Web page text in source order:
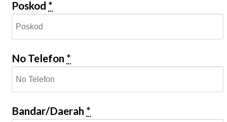
Poskod *
No Telefon *
Bandar/Daerah *